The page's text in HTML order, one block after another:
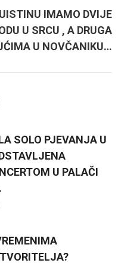
IMAMO DVIJE
U SRCU , A DRUGA
U NOVČANIKU…
SOLO PJEVANJA U
U PALAČI